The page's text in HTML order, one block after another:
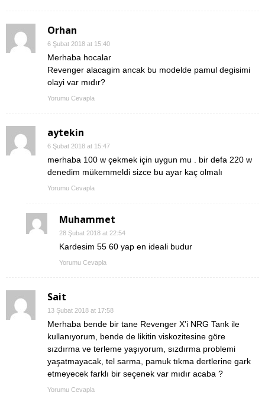
Orhan
6 Şubat 2018 at 15:40
Merhaba hocalar
Revenger alacagim ancak bu modelde pamul degisimi
olayi var mıdır?
Yorumu Cevapla
aytekin
6 Şubat 2018 at 15:47
merhaba 100 w çekmek için uygun mu . bir defa 220 w
denedim mükemmeldi sizce bu ayar kaç olmalı
Yorumu Cevapla
Muhammet
28 Şubat 2018 at 22:54
Kardesim 55 60 yap en ideali budur
Yorumu Cevapla
Sait
13 Şubat 2018 at 17:58
Merhaba bende bir tane Revenger X’i NRG Tank ile
kullanıyorum, bende de likitin viskozitesine göre
sızdırma ve terleme yaşıyorum, sızdırma problemi
yaşatmayacak, tel sarma, pamuk tıkma dertlerine gark
etmeyecek farklı bir seçenek var mıdır acaba ?
Yorumu Cevapla